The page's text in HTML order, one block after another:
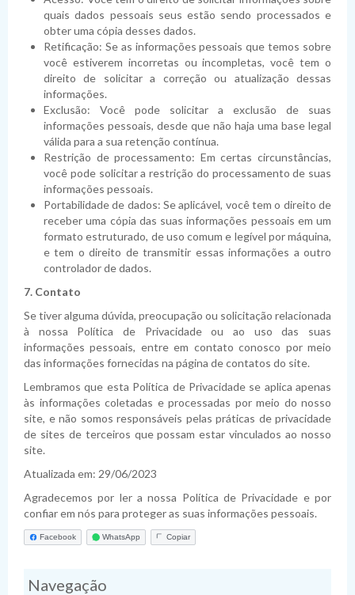
quais dados pessoais seus estão sendo processados e
obter uma cópia desses dados.
Retificação: Se as informações pessoais que temos sobre
você estiverem incorretas ou incompletas, você tem o
direito de solicitar a correção ou atualização dessas
informações.
Exclusão: Você pode solicitar a exclusão de suas
informações pessoais, desde que não haja uma base legal
válida para a sua retenção contínua.
Restrição de processamento: Em certas circunstâncias,
você pode solicitar a restrição do processamento de suas
informações pessoais.
Portabilidade de dados: Se aplicável, você tem o direito de
receber uma cópia das suas informações pessoais em um
formato estruturado, de uso comum e legível por máquina,
e tem o direito de transmitir essas informações a outro
controlador de dados.
7. Contato
Se tiver alguma dúvida, preocupação ou solicitação relacionada
à nossa Política de Privacidade ou ao uso das suas
informações pessoais, entre em contato conosco por meio
das informações fornecidas na página de contatos do site.
Lembramos que esta Política de Privacidade se aplica apenas
às informações coletadas e processadas por meio do nosso
site, e não somos responsáveis pelas práticas de privacidade
de sites de terceiros que possam estar vinculados ao nosso
site.
Atualizada em: 29/06/2023
Agradecemos por ler a nossa Política de Privacidade e por
confiar em nós para proteger as suas informações pessoais.
Facebook WhatsApp Copiar
Navegação